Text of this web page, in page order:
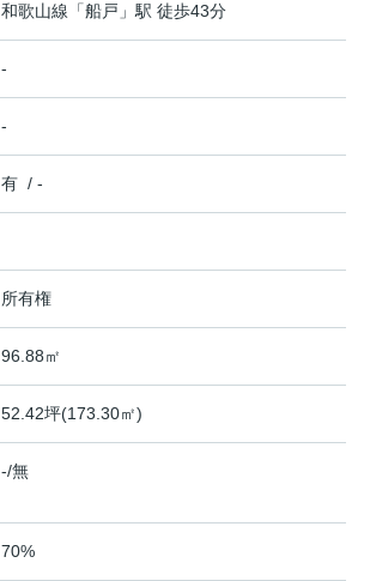
和歌山線 「船戸 」駅 徒歩43分
-
-
有 / -
所有権
96.88㎡
52.42坪(173.30㎡)
-/無
70%